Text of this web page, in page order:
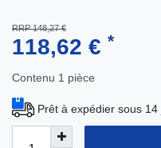
RRP 148,27 €
118,62 € *
Contenu 1 pièce
Prêt à expédier sous 14